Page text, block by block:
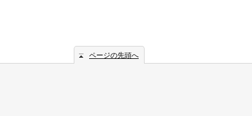
ページの先頭へ